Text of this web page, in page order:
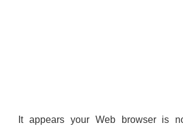
It appears your Web browser is